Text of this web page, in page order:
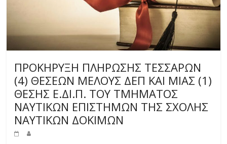
ΠΡΟΚΗΡΥΞΗ ΠΛΗΡΩΣΗΣ ΤΕΣΣΑΡΩΝ
(4) ΘΕΣΕΩΝ ΜΕΛΟΥΣ ΔΕΠ ΚΑΙ ΜΙΑΣ (1)
ΘΕΣΗΣ Ε.ΔΙ.Π. ΤΟΥ ΤΜΗΜΑΤΟΣ
ΝΑΥΤΙΚΩΝ ΕΠΙΣΤΗΜΩΝ ΤΗΣ ΣΧΟΛΗΣ
ΝΑΥΤΙΚΩΝ ΔΟΚΙΜΩΝ